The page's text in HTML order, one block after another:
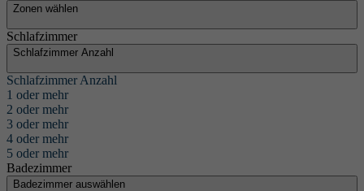
Zonen wählen
Schlafzimmer
Schlafzimmer Anzahl
Schlafzimmer Anzahl
1 oder mehr
2 oder mehr
3 oder mehr
4 oder mehr
5 oder mehr
Badezimmer
Badezimmer auswählen